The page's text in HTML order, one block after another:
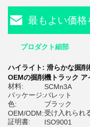
最もよい価格
プロダクト細部
ハイライト: 滑らかな掘削
OEMの掘削機トラック ア
材料:
SCMn3A
パッケージ:パレット
色:
ブラック
OEM/ODM:受け入れられ
証明書:
ISO9001